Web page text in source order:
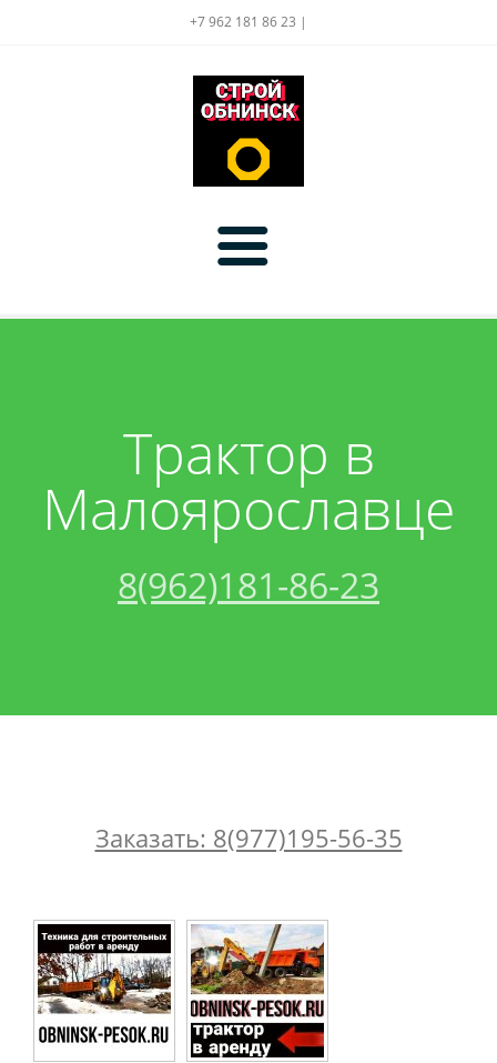
+7 962 181 86 23 |
Главная
Крошка
Торф
Бетон
Чернозем
Трал
Экскаватор
Миксер
Бетононасос
Трактор в
Малоярославце
8(962)181-86-23
Заказать: 8(977)195-56-35